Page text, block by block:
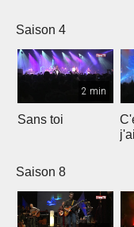
Saison 4
2 min
Sans toi
Saison 8